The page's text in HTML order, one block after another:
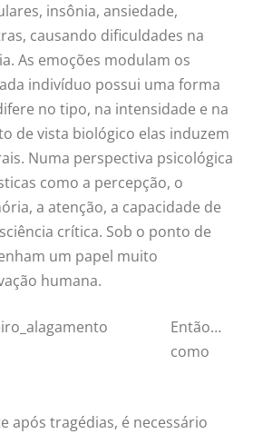
insônia, ansiedade,
causando dificuldades na
As emoções modulam os
indivíduo possui uma forma
no tipo, na intensidade e na
de vista biológico elas induzem
Numa perspectiva psicológica
como a percepção, o
a atenção, a capacidade de
crítica. Sob o ponto de
um papel muito
humana.
Então…
como
após tragédias, é necessário